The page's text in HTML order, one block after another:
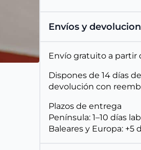
Envíos y
Envío gratuito a partir
Dispones de 14 días
devolución con
Plazos de entrega
Península: 1–10 días
Baleares y Europa: +5